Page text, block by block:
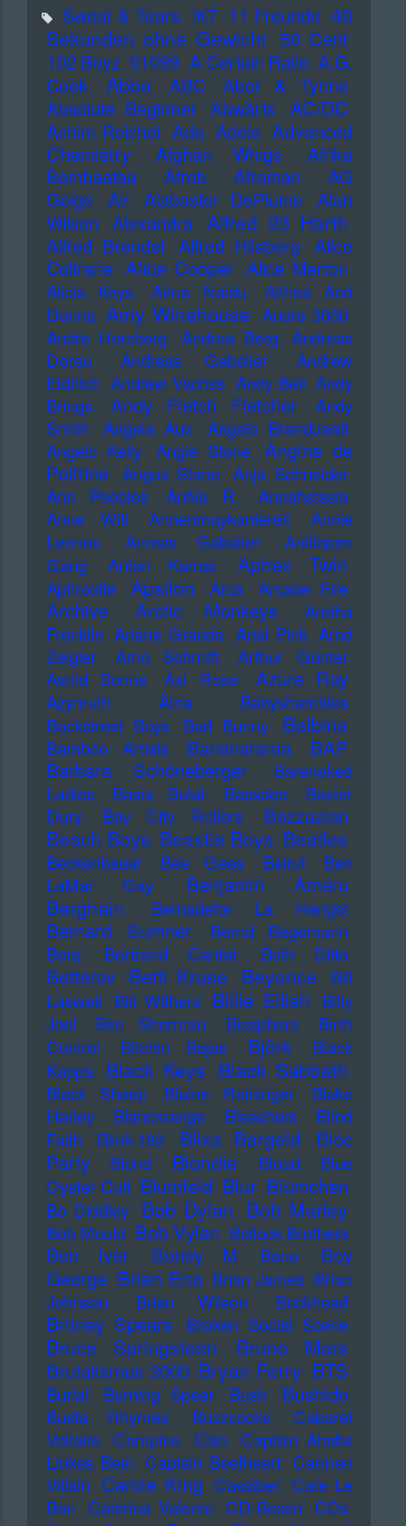
Sweat & Tears !K7 11 Freunde 40
Sekunden ohne Gewicht 50 Cent
102 Boyz 01099 A Certain Ratio A.G.
Cook
Abba ABC
Abor & Tynna
Absolute Beginner Abwärts AC/DC
Achim Reichel Ada Adele Advanced
Chemistry
Afghan Whigs
Afrika
Bambaataa
Afrob Afroman
AG
Geige
Air Alabaster DePlume
Alan
Wilson Alexandra Alfred 23 Harth
Alfred Brendel Alfred Hilsberg
Alice
Coltrane Alice Cooper Alice Merton
Alicia Keys Alma Naidu
Althea And
Donna Amy Winehouse Andre 3000
Andre Herzberg
Andrea Berg
Andreas
Dorau
Andreas Gabalier
Andrew
Eldritch Andrew Vachss Andy Bell Andy
Brings
Andy Fletch Fletcher
Andy
Smith
Angela Aux
Angelo Branduardi
Angelo Kelly
Angie Stone
Angine de
Poitrine Angus Stone Anja Schneider
Ann Peebles
AnNa R.
Annahstasia
Anne Will
Annenmaykantereit
Annie
Lennox
Anreas Gabalier
Antilopen
Gang
Anton Karras Aphex Twin
Aphrodite Apsilon Arca Arcade Fire
Archive Arctic Monkeys
Aretha
Franklin Ariana Grande Ariel Pink Arnd
Zeigler
Arno Schmitt
Arthur Gunter
Astrid Sonne
Axl Rose Azure Ray
Azymuth Ätna
Babyshambles
Backstreet Boys
Bad Bunny Balbina
Bamboo Artists Bananarama
BAP
Barbara Schöneberger
Barenaked
Ladies
Basia Bulat Bassdee
Baxter
Dury
Bay City Rollers Bazzazian
Beach Boys Beastie Boys Beatles
Beckenbauer Bee Gees Beirut
Ben
LaMar Gay
Benjamin Amaru
Berghain Bernadette La Hengst
Bernard Sumner
Bernd Begemann
Berq
Bertrand Cantat Beth Ditto
Betterov Betti Kruse Beyonce
Bill
Laswell
Bill Withers Billie Eilish
Billy
Joel
Bim Sherman Biosphere
Birth
Control
Bitchin Bajas Björk
Black
Kappa Black Keys Black Sabbath
Black Sheep Blaine Reininger
Blake
Harley
Blancmange Bleachers
Blind
Faith
Blink-182 Blixa Bargeld
Bloc
Party
Blond Blondie Blood
Blue
Oyster Cult Blumfeld Blur Blümchen
Bo Diddley Bob Dylan Bob Marley
Bob Mould Bob Vylan Bollock Brothers
Bon Iver Boney M Bono
Boy
George Brian Eno Brian James Brian
Johnson
Brian Wilson Brickhead
Britney Spears Broken Social Scene
Bruce Springsteen Bruno Mars
Brutalismus 3000 Bryan Ferry BTS
Burial Burning Spear Bush Bushido
Busta Rhymes Buzzcocks
Cabaret
Voltaire Campino Can
Captain Ahabs
Linkes Bein Captain Beefheart Carmen
Villain Carole King Cassiber Cate Le
Bon
Caterina Valente CD-Boxen
CDs